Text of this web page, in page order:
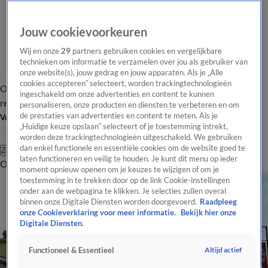
Overzicht Laatste nieuws Regionieuws Het beste van Hart
Tip de
redactie
Volg Hart van Nederland
Zoeken
OverzichtRegioUitzendingenWeerTip de redactiePanelVideo's
Jouw cookievoorkeuren
Wij en onze29 partners gebruiken cookies en vergelijkbare
technieken om informatie te verzamelen over jou als gebruiker van
onze website(s), jouw gedrag en jouw apparaten. Als je „Alle
cookies accepteren” selecteert, worden trackingtechnologieën
ingeschakeld om onze advertenties en content te kunnen
personaliseren, onze producten en diensten te verbeteren en om
de prestaties van advertenties en content te meten. Als je
„Huidige keuze opslaan” selecteert of je toestemming intrekt,
worden deze trackingtechnologieën uitgeschakeld. We gebruiken
dan enkel functionele en essentiële cookies om de website goed te
laten functioneren en veilig te houden. Je kunt dit menu op ieder
moment opnieuw openen om je keuzes te wijzigen of om je
toestemming in te trekken door op de link Cookie-instellingen
onder aan de webpagina te klikken. Je selecties zullen overal
binnen onze Digitale Diensten worden doorgevoerd. Raadpleeg
onze Cookieverklaring voor meer informatie.
Bekijk hier onze
Digitale Diensten.
Functioneel & Essentieel Altijd actief